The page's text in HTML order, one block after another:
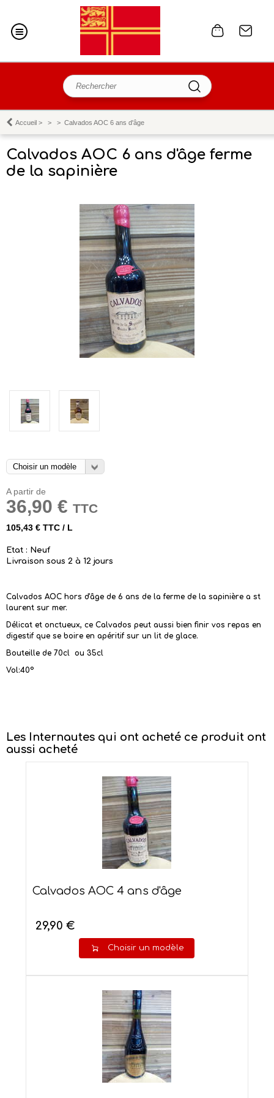
Accueil > > > Calvados AOC 6 ans d'âge
Calvados AOC 6 ans d'âge ferme
de la sapinière
A partir de
36,90 € TTC
105,43 € TTC / L
Etat : Neuf
Livraison sous 2 à 12 jours
Calvados AOC hors d'âge de 6 ans de la ferme de la sapinière a st
laurent sur mer.
Délicat et onctueux, ce Calvados peut aussi bien finir vos repas en
digestif que se boire en apéritif sur un lit de glace.
Bouteille de 70cl ou 35cl
Vol:40°
Les Internautes qui ont acheté ce produit ont
aussi acheté
Calvados AOC 4 ans d'âge
29,90 €
Choisir un modèle